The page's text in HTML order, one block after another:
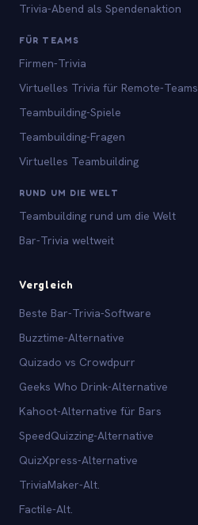
Trivia-Abend als Spendenaktion
FÜR TEAMS
Firmen-Trivia
Virtuelles Trivia für Remote-Teams
Teambuilding-Spiele
Teambuilding-Fragen
Virtuelles Teambuilding
RUND UM DIE WELT
Teambuilding rund um die Welt
Bar-Trivia weltweit
Vergleich
Beste Bar-Trivia-Software
Buzztime-Alternative
Quizado vs Crowdpurr
Geeks Who Drink-Alternative
Kahoot-Alternative für Bars
SpeedQuizzing-Alternative
QuizXpress-Alternative
TriviaMaker-Alt.
Factile-Alt.